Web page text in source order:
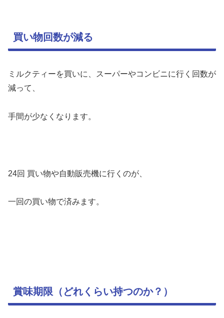
買い物回数が減る
ミルクティーを買いに、スーパーやコンビニに行く回数が
減って、
手間が少なくなります。
24回 買い物や自動販売機に行くのが、
一回の買い物で済みます。
賞味期限（どれくらい持つのか？）